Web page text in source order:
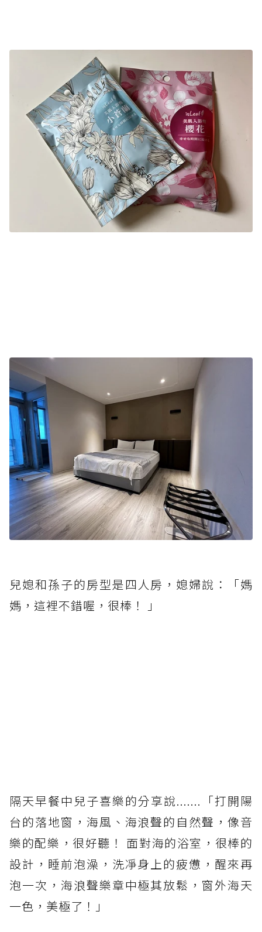
兒媳和孫子的房型是四人房，媳婦說：「媽
媽，這裡不錯喔，很棒！ 」
隔天早餐中兒子喜樂的分享說.......「打開陽
台的落地窗，海風、海浪聲的自然聲，像音
樂的配樂，很好聽！ 面對海的浴室，很棒的
設計，睡前泡澡，洗凈身上的疲憊，醒來再
泡一次，海浪聲樂章中極其放鬆，窗外海天
一色，美極了！」